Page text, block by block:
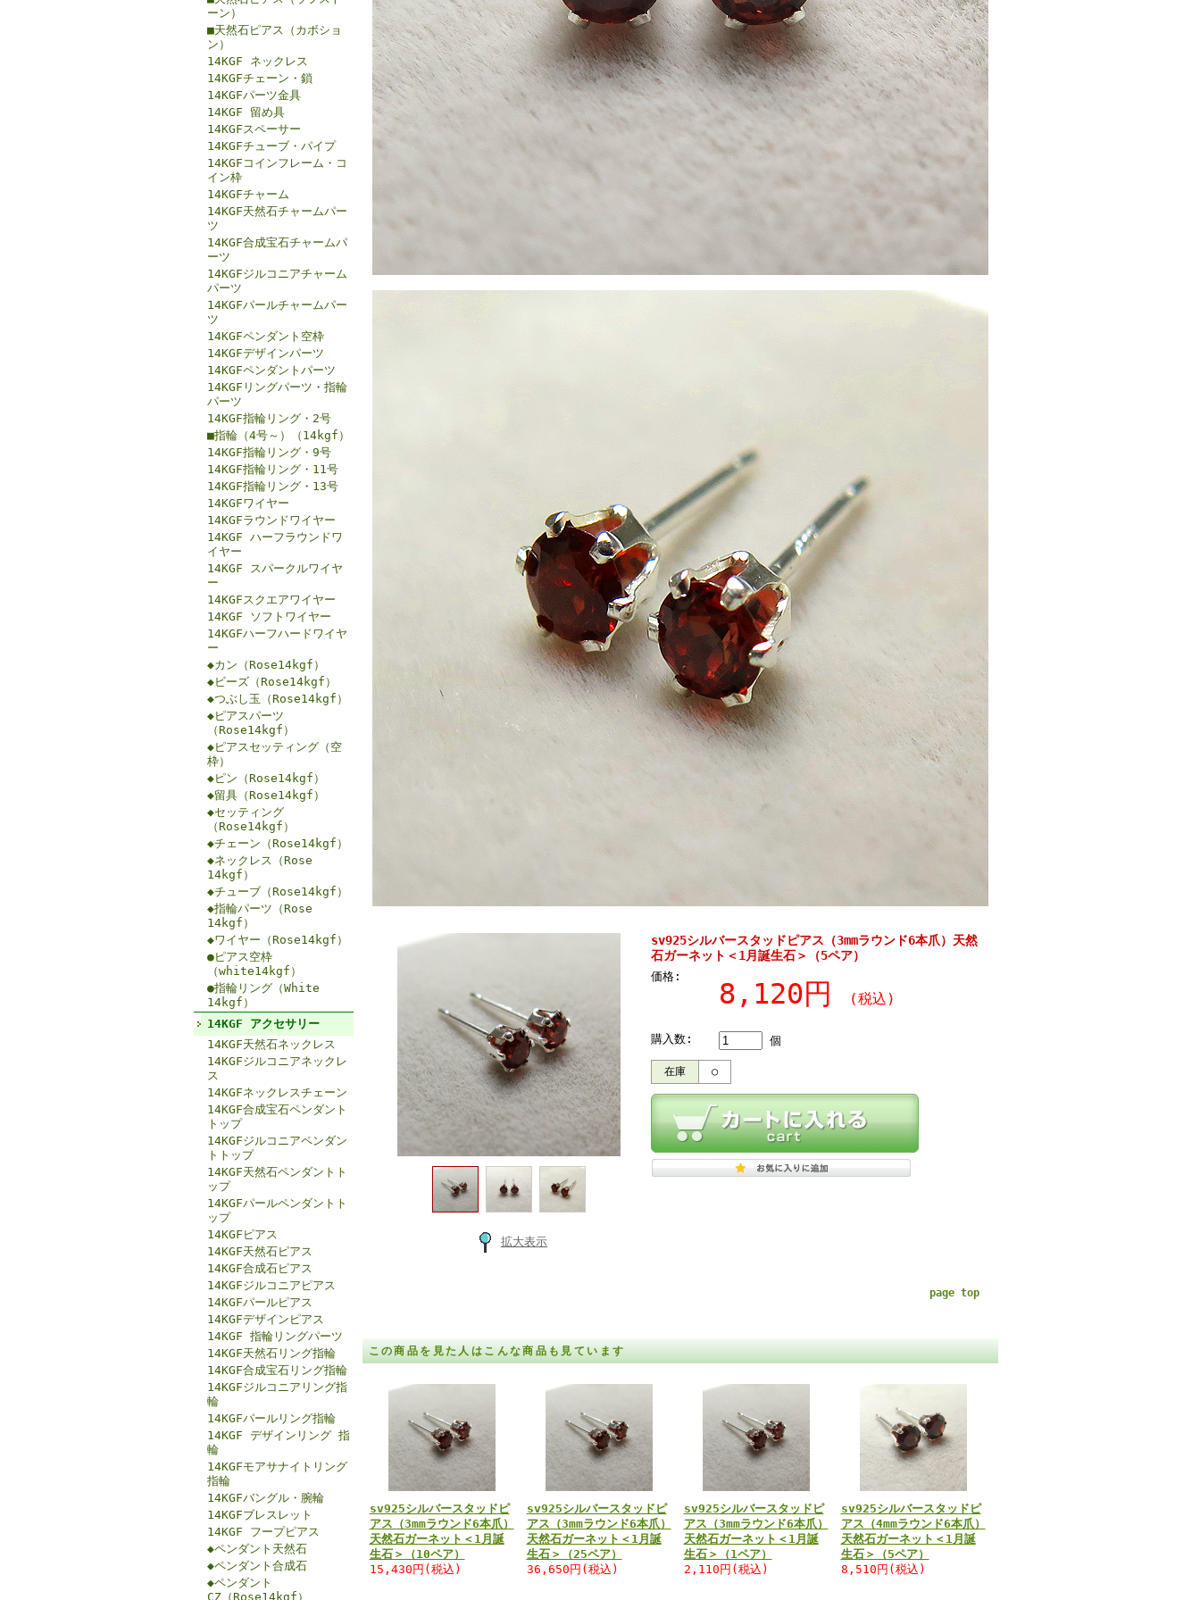
ーン）
■天然石ピアス（カボショ
ン）
14KGF ネックレス
14KGFチェーン・鎖
14KGFパーツ金具
14KGF 留め具
14KGFスペーサー
14KGFチューブ・パイプ
14KGFコインフレーム・コ
イン枠
14KGFチャーム
14KGF天然石チャームパー
ツ
14KGF合成宝石チャームパ
ーツ
14KGFジルコニアチャーム
パーツ
14KGFパールチャームパー
ツ
14KGFペンダント空枠
14KGFデザインパーツ
14KGFペンダントパーツ
14KGFリングパーツ・指輪
パーツ
14KGF指輪リング・2号
■指輪（4号～）（14kgf）
14KGF指輪リング・9号
14KGF指輪リング・11号
14KGF指輪リング・13号
14KGFワイヤー
14KGFラウンドワイヤー
14KGF ハーフラウンドワ
イヤー
14KGF スパークルワイヤ
ー
14KGFスクエアワイヤー
14KGF ソフトワイヤー
14KGFハーフハードワイヤ
ー
◆カン（Rose14kgf）
◆ビーズ（Rose14kgf）
◆つぶし玉（Rose14kgf）
◆ピアスパーツ
（Rose14kgf）
◆ピアスセッティング（空
枠）
◆ピン（Rose14kgf）
◆留具（Rose14kgf）
◆セッティング
（Rose14kgf）
◆チェーン（Rose14kgf）
◆ネックレス（Rose
14kgf）
◆チューブ（Rose14kgf）
◆指輪パーツ（Rose
14kgf）
◆ワイヤー（Rose14kgf）
●ピアス空枠
（white14kgf）
●指輪リング（White
14kgf）
14KGF アクセサリー
14KGF天然石ネックレス
14KGFジルコニアネックレ
ス
14KGFネックレスチェーン
14KGF合成宝石ペンダント
トップ
14KGFジルコニアペンダン
トトップ
14KGF天然石ペンダントト
ップ
14KGFパールペンダントト
ップ
14KGFピアス
14KGF天然石ピアス
14KGF合成石ピアス
14KGFジルコニアピアス
14KGFパールピアス
14KGFデザインピアス
14KGF 指輪リングパーツ
14KGF天然石リング指輪
14KGF合成宝石リング指輪
14KGFジルコニアリング指
輪
14KGFパールリング指輪
14KGF デザインリング 指
輪
14KGFモアサナイトリング
指輪
14KGFバングル・腕輪
14KGFブレスレット
14KGF フープピアス
◆ペンダント天然石
◆ペンダント合成石
◆ペンダント
CZ（Rose14kgf）
拡大表示
sv925シルバースタッドピアス（3mmラウンド6本爪）天然
石ガーネット＜1月誕生石＞（5ペア）
価格:
8,120円 (税込)
購入数: 個
在庫 ○
page top
この商品を見た人はこんな商品も見ています
sv925シルバースタッドピ
アス（3mmラウンド6本爪）
天然石ガーネット＜1月誕
生石＞（10ペア）
15,430円(税込)
sv925シルバースタッドピ
アス（3mmラウンド6本爪）
天然石ガーネット＜1月誕
生石＞（25ペア）
36,650円(税込)
sv925シルバースタッドピ
アス（3mmラウンド6本爪）
天然石ガーネット＜1月誕
生石＞（1ペア）
2,110円(税込)
sv925シルバースタッドピ
アス（4mmラウンド6本爪）
天然石ガーネット＜1月誕
生石＞（5ペア）
8,510円(税込)